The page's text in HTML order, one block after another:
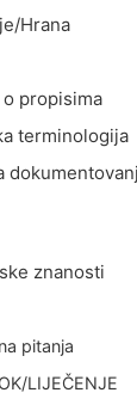
Hrana
o propisima
terminologija
znanosti
pitanja
LIJEČENJE